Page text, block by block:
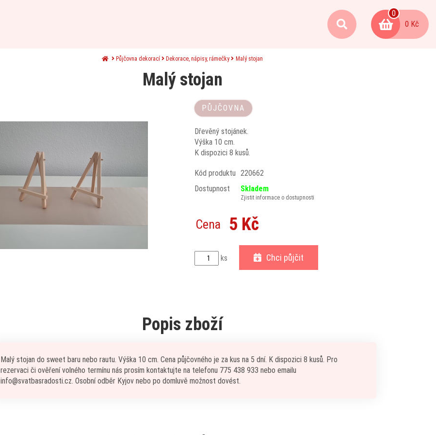
0
0 Kč
Půjčovna dekorací Dekorace, nápisy, rámečky Malý stojan
Malý stojan
PŮJČOVNA
Dřevěný stojánek.
Výška 10 cm.
K dispozici 8 kusů.
Kód produktu 220662
Dostupnost
Skladem
Zjistit informace o dostupnosti
Cena 5 Kč
ks Chci půjčit
Popis zboží
Malý stojan do sweet baru nebo rautu. Výška 10 cm. Cena půjčovného je za kus na 5 dní. K dispozici 8 kusů. Pro
rezervaci či ověření volného termínu nás prosím kontaktujte na telefonu 775 438 933 nebo emailu
info@svatbasradosti.cz. Osobní odběr Kyjov nebo po domluvě možnost dovést.